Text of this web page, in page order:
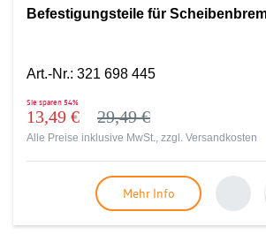
Befestigungsteile für
Art.-Nr.: 321 698 445
Sie sparen 54%
13,49 € 29,49 €
Alle Preise inklusive MwSt., zzgl. Versandkosten
Mehr Info